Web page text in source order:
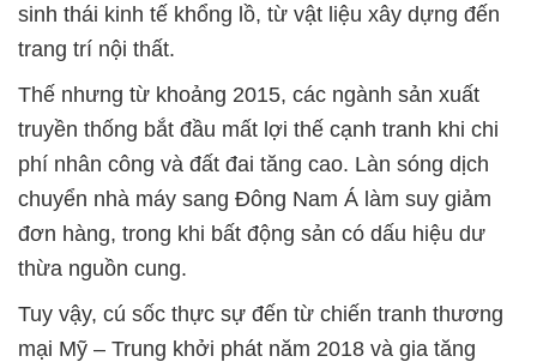
sinh thái kinh tế khổng lồ, từ vật liệu xây dựng đến
trang trí nội thất.
Thế nhưng từ khoảng 2015, các ngành sản xuất
truyền thống bắt đầu mất lợi thế cạnh tranh khi chi
phí nhân công và đất đai tăng cao. Làn sóng dịch
chuyển nhà máy sang Đông Nam Á làm suy giảm
đơn hàng, trong khi bất động sản có dấu hiệu dư
thừa nguồn cung.
Tuy vậy, cú sốc thực sự đến từ chiến tranh thương
mại Mỹ – Trung khởi phát năm 2018 và gia tăng